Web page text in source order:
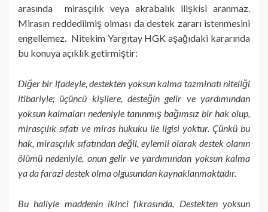
arasında mirasçılık veya akrabalık ilişkisi aranmaz.
Mirasın reddedilmiş olması da destek zararı istenmesini
engellemez. Nitekim Yargıtay HGK aşağıdaki kararında
bu konuya açıklık getirmiştir:
Diğer bir ifadeyle, destekten yoksun kalma tazminatı niteliği
itibariyle; üçüncü kişilere, desteğin gelir ve yardımından
yoksun kalmaları nedeniyle tanınmış bağımsız bir hak olup,
mirasçılık sıfatı ve miras hukuku ile ilgisi yoktur. Çünkü bu
hak, mirasçılık sıfatından değil, eylemli olarak destek olanın
ölümü nedeniyle, onun gelir ve yardımından yoksun kalma
ya da farazi destek olma olgusundan kaynaklanmaktadır.
Bu haliyle maddenin ikinci fıkrasında, Destekten yoksun